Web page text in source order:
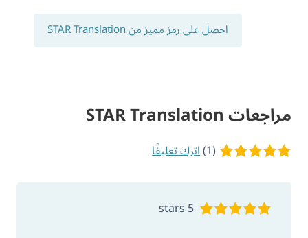
احصل على رمز مميز من STAR Translation
مراجعات STAR Translation
5 of 5 stars
(1) اترك تعليقًا
5 stars